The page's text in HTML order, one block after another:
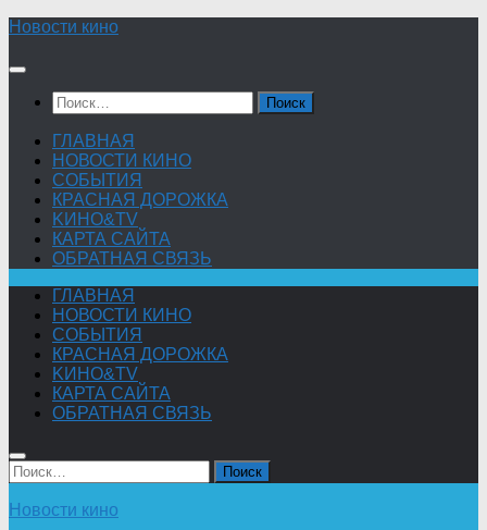
Skip
content
Новости кино
Найти:
ГЛАВНАЯ
НОВОСТИ КИНО
СОБЫТИЯ
КРАСНАЯ ДОРОЖКА
KИНО&TV
КАРТА САЙТА
ОБРАТНАЯ СВЯЗЬ
ГЛАВНАЯ
НОВОСТИ КИНО
СОБЫТИЯ
КРАСНАЯ ДОРОЖКА
KИНО&TV
КАРТА САЙТА
ОБРАТНАЯ СВЯЗЬ
Найти:
Новости кино